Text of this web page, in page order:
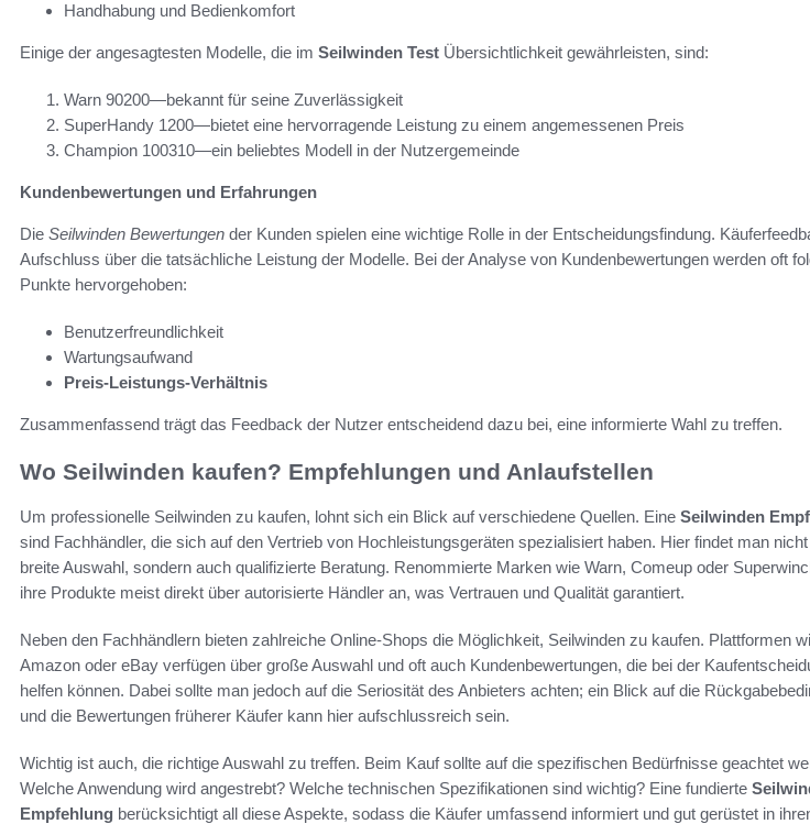
Handhabung und Bedienkomfort
Einige der angesagtesten Modelle, die im Seilwinden Test Übersichtlichkeit gewährleisten, sind:
Warn 90200—bekannt für seine Zuverlässigkeit
SuperHandy 1200—bietet eine hervorragende Leistung zu einem angemessenen Preis
Champion 100310—ein beliebtes Modell in der Nutzergemeinde
Kundenbewertungen und Erfahrungen
Die Seilwinden Bewertungen der Kunden spielen eine wichtige Rolle in der Entscheidungsfindung.
Aufschluss über die tatsächliche Leistung der Modelle. Bei der Analyse von Kundenbewertungen werden oft
Punkte hervorgehoben:
Benutzerfreundlichkeit
Wartungsaufwand
Preis-Leistungs-Verhältnis
Zusammenfassend trägt das Feedback der Nutzer entscheidend dazu bei, eine informierte Wahl zu treffen.
Wo Seilwinden kaufen? Empfehlungen und Anlaufstellen
Um professionelle Seilwinden zu kaufen, lohnt sich ein Blick auf verschiedene Quellen. Eine Seilwinden
sind Fachhändler, die sich auf den Vertrieb von Hochleistungsgeräten spezialisiert haben. Hier findet man
breite Auswahl, sondern auch qualifizierte Beratung. Renommierte Marken wie Warn, Comeup oder
ihre Produkte meist direkt über autorisierte Händler an, was Vertrauen und Qualität garantiert.
Neben den Fachhändlern bieten zahlreiche Online-Shops die Möglichkeit, Seilwinden zu kaufen. Plattformen
Amazon oder eBay verfügen über große Auswahl und oft auch Kundenbewertungen, die bei der
helfen können. Dabei sollte man jedoch auf die Seriosität des Anbieters achten; ein Blick auf die
und die Bewertungen früherer Käufer kann hier aufschlussreich sein.
Wichtig ist auch, die richtige Auswahl zu treffen. Beim Kauf sollte auf die spezifischen Bedürfnisse geachtet
Welche Anwendung wird angestrebt? Welche technischen Spezifikationen sind wichtig? Eine fundierte
Empfehlung berücksichtigt all diese Aspekte, sodass die Käufer umfassend informiert und gut gerüstet in